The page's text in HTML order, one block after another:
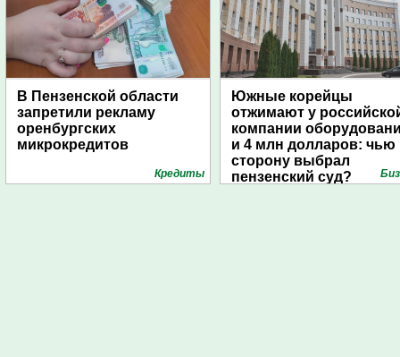
В Пензенской области
запретили рекламу
оренбургских
микрокредитов
Кредиты
Южные корейцы
отжимают у
компании
и 4 млн долларов: чью
сторону выбрал
пензенский суд?